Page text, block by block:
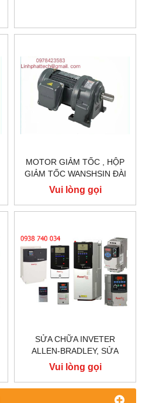
MOTOR GIẢM TỐC , HỘP
GIẢM TỐC WANSHSIN ĐÀI
LOAN 1.5KW 1500W 2HP AC
BA PHA 220 V / 380V
Vui lòng gọi
SỬA CHỮA INVETER
ALLEN-BRADLEY, SỬA
CHỮA ALLEN-BRADLEY
POWER FLEX 753
Vui lòng gọi